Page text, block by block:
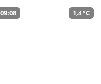
09:08 1,4 °C